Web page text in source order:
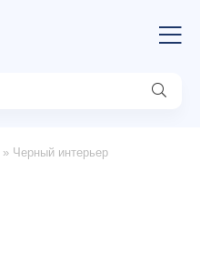
» Черный интерьер